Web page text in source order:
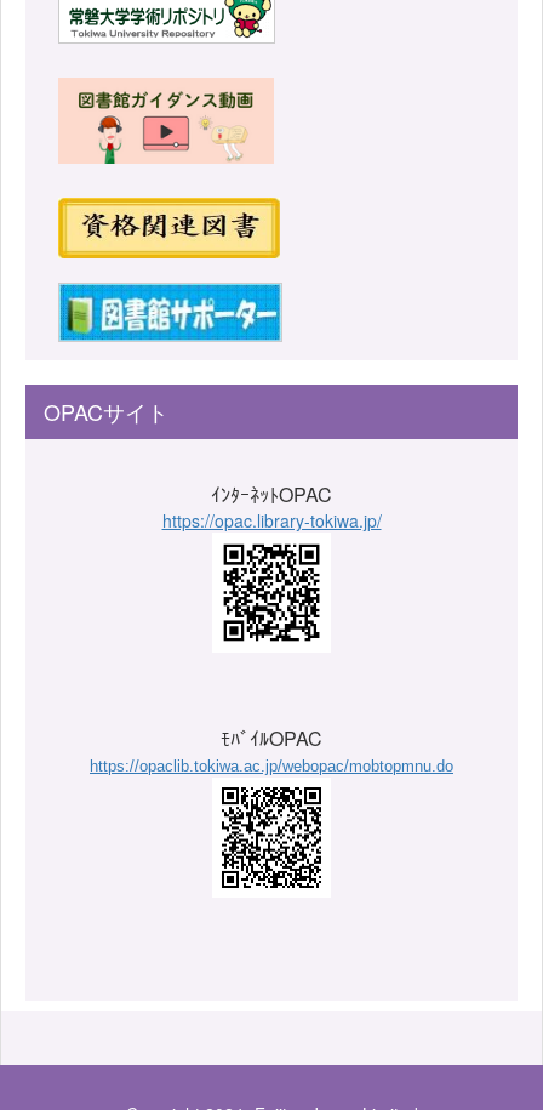
OPACサイト
ｲﾝﾀｰﾈｯﾄOPAC
https://opac.library-tokiwa.jp/
ﾓﾊﾞｲﾙOPAC
https://opaclib.tokiwa.ac.jp/webopac/mobtopmnu.do